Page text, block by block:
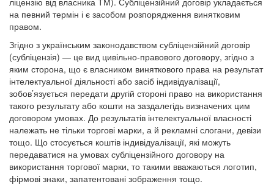
на певний термін і є засобом розпорядження винятковим
правом.
Згідно з українським законодавством субліцензійний договір
(субліцензія) — це вид цивільно-правового договору, згідно з
яким сторона, що є власником виняткового права на результат
інтелектуальної діяльності або засіб індивідуалізації,
зобов’язується передати другій стороні право на використання
такого результату або кошти на заздалегідь визначених цим
договором умовах. До результатів інтелектуальної власності
належать не тільки торгові марки, а й рекламні слогани, девізи
тощо. Що стосується коштів індивідуалізації, які можуть
передаватися на умовах субліцензійного договору на
використання торгової марки, то такими вважаються логотип,
фірмові знаки, запатентовані зображення тощо.